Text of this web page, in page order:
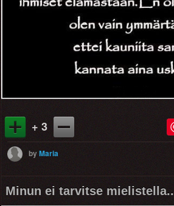
+ 3
byMaria
Minun ei tarvitse mielistella..